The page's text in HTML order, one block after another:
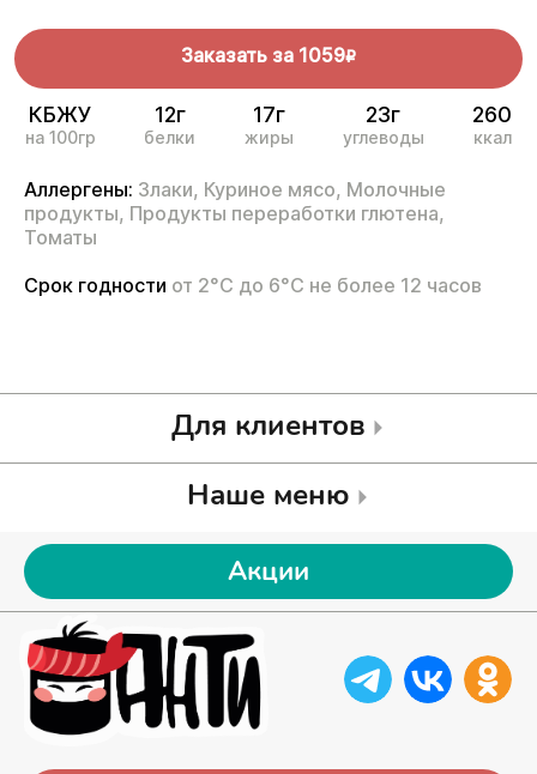
Заказать за 1059R
КБЖУ
на 100гр
12г
белки
17г
жиры
23г
углеводы
260
ккал
Аллергены: Злаки, Куриное мясо, Молочные
продукты, Продукты переработки глютена,
Томаты
Срок годности от 2°С до 6°С не более 12 часов
Для клиентов
Наше меню
Акции